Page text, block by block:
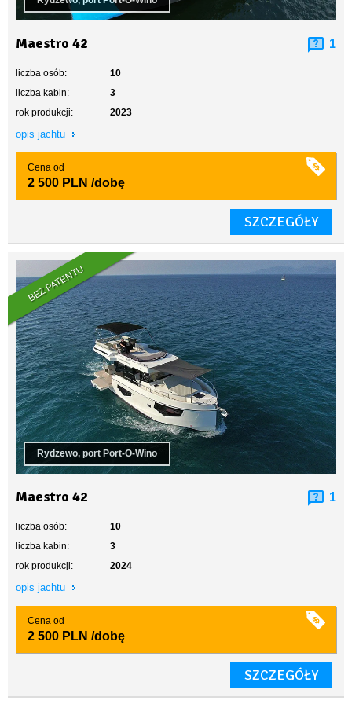
Maestro 42 1
liczba osób:
10
liczba kabin:
3
rok produkcji:
2023
opis jachtu
Cena od
2 500 PLN /dobę
SZCZEGÓŁY
BEZ PATENTU
Rydzewo, port Port-O-Wino
Maestro 42 1
liczba osób:
10
liczba kabin:
3
rok produkcji:
2024
opis jachtu
Cena od
2 500 PLN /dobę
SZCZEGÓŁY